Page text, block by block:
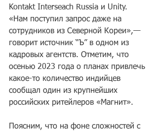
Kontakt Interseach Russia и Unity.
«Нам поступил запрос даже на
сотрудников из Северной Кореи»,—
говорит источник “Ъ” в одном из
кадровых агентств. Отметим, что
осенью 2023 года о планах привлечь
какое-то количество индийцев
сообщал один из крупнейших
российских ритейлеров «Магнит».
Поясним, что на фоне сложностей с